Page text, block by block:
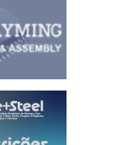
Digital 2022 está
da Indústria
e assista sempre
industrial é
e fique por